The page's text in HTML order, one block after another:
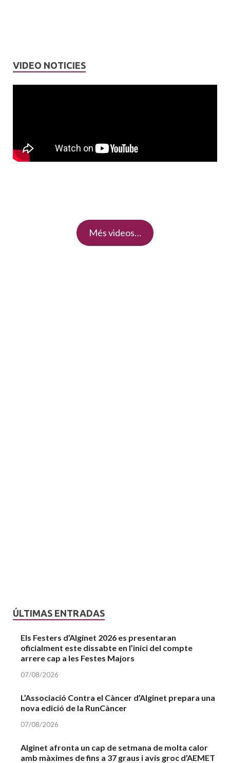
VIDEO NOTICIES
Més videos…
ÚLTIMAS ENTRADAS
Els Festers d’Alginet 2026 es presentaran
oficialment este dissabte en l’inici del compte
arrere cap a les Festes Majors
07/08/2026
L’Associació Contra el Càncer d’Alginet prepara una
nova edició de la RunCàncer
07/08/2026
Alginet afronta un cap de setmana de molta calor
amb màximes de fins a 37 graus i avís groc d’AEMET